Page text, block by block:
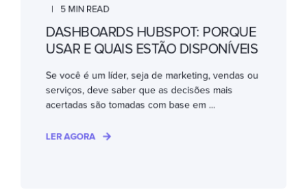
5 MIN READ
DASHBOARDS HUBSPOT: PORQUE
USAR E QUAIS ESTÃO DISPONÍVEIS
Se você é um líder, seja de marketing, vendas ou
serviços, deve saber que as decisões mais
acertadas são tomadas com base em ...
LER AGORA